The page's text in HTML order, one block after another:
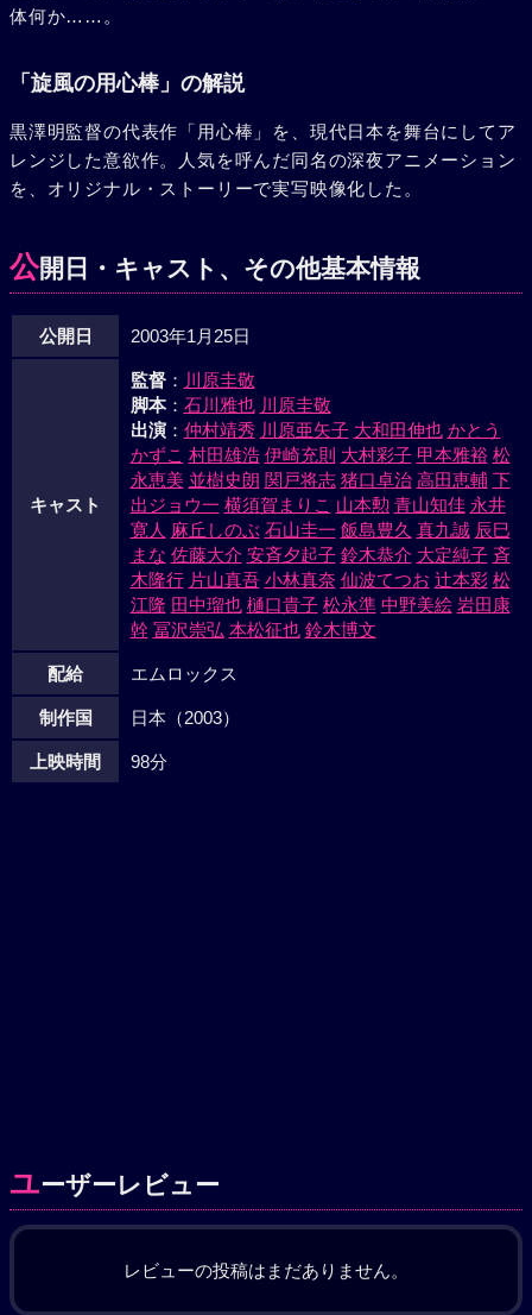
体何か……。
「旋風の用心棒」の解説
黒澤明監督の代表作「用心棒」を、現代日本を舞台にしてア
レンジした意欲作。人気を呼んだ同名の深夜アニメーション
を、オリジナル・ストーリーで実写映像化した。
公開日・キャスト、その他基本情報
公開日 2003年1月25日
キャスト
監督： 川原圭敬
脚本： 石川雅也 川原圭敬
出演： 仲村靖秀 川原亜矢子 大和田伸也 かとう
かずこ 村田雄浩 伊崎充則 大村彩子 甲本雅裕 松
永恵美 並樹史朗 関戸将志 猪口卓治 高田恵輔 下
出ジョウ一 横須賀まりこ 山本勲 青山知佳 永井
寛人 麻丘しのぶ 石山圭一 飯島豊久 真九誠 辰巳
まな 佐藤大介 安斉夕起子 鈴木恭介 大定純子 斉
木隆行 片山真吾 小林真奈 仙波てつお 辻本彩 松
江隆 田中瑠也 樋口貴子 松永準 中野美絵 岩田康
幹 冨沢崇弘 本松征也 鈴木博文
配給 エムロックス
制作国 日本（2003）
上映時間 98分
ユーザーレビュー
レビューの投稿はまだありません。